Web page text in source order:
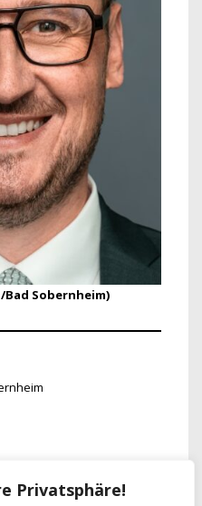
Privatsphäre!
Sobernheim)